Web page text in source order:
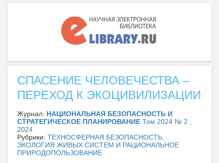
СПАСЕНИЕ ЧЕЛОВЕЧЕСТВА –
ПЕРЕХОД К ЭКОЦИВИЛИЗАЦИИ
Журнал: НАЦИОНАЛЬНАЯ БЕЗОПАСНОСТЬ И
СТРАТЕГИЧЕСКОЕ ПЛАНИРОВАНИЕ Том 2024 № 2 ,
2024
Рубрики: ТЕХНОСФЕРНАЯ БЕЗОПАСНОСТЬ,
ЭКОЛОГИЯ ЖИВЫХ СИСТЕМ И РАЦИОНАЛЬНОЕ
ПРИРОДОПОЛЬЗОВАНИЕ